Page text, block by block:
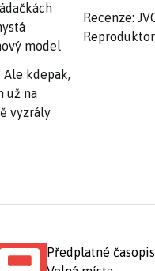
model
Ale kdepak,
už na
vyzrály
Recenze:
Předplatné